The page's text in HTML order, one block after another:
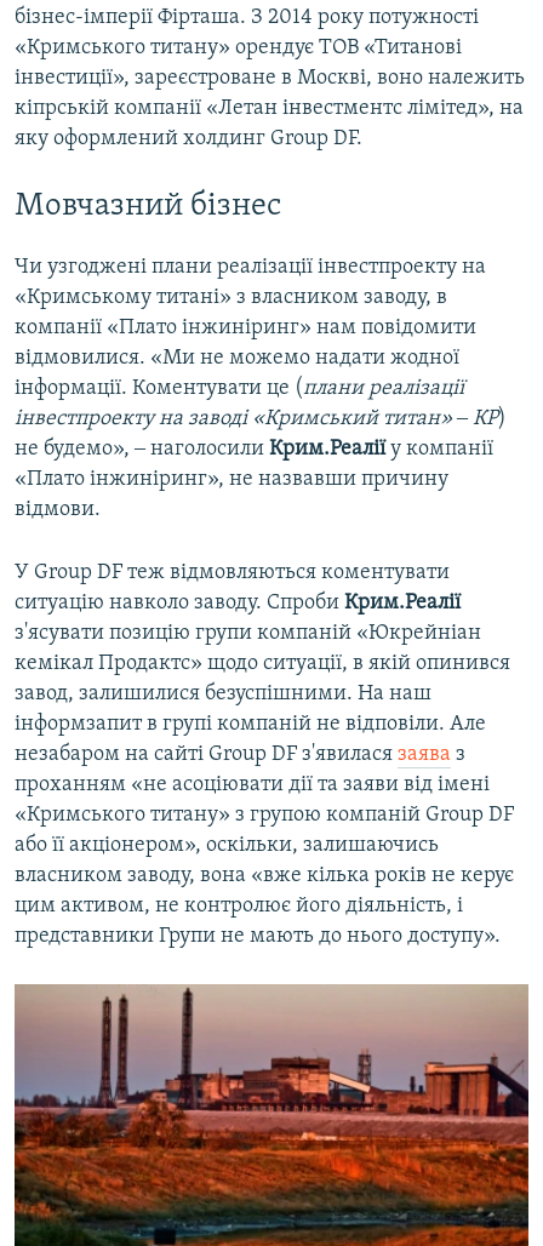
бізнес-імперії Фірташа. З 2014 року потужності
«Кримського титану» орендує ТОВ «Титанові
інвестиції», зареєстроване в Москві, воно належить
кіпрській компанії «Летан інвестментс лімітед», на
яку оформлений холдинг Group DF.
Мовчазний бізнес
Чи узгоджені плани реалізації інвестпроекту на
«Кримському титані» з власником заводу, в
компанії «Плато інжиніринг» нам повідомити
відмовилися. «Ми не можемо надати жодної
інформації. Коментувати це (плани реалізації
інвестпроекту на заводі «Кримський титан» ‒ КР)
не будемо», ‒ наголосили Крим.Реаліїу компанії
«Плато інжиніринг», не назвавши причину
відмови.
У Group DF теж відмовляються коментувати
ситуацію навколо заводу. Спроби Крим.Реалії
з'ясувати позицію групи компаній «Юкрейніан
кемікал Продактс» щодо ситуації, в якій опинився
завод, залишилися безуспішними. На наш
інформзапит в групі компаній не відповіли. Але
незабаром на сайті Group DF з'явилася заява з
проханням «не асоціювати дії та заяви від імені
«Кримського титану» з групою компаній Group DF
або її акціонером», оскільки, залишаючись
власником заводу, вона «вже кілька років не керує
цим активом, не контролює його діяльність, і
представники Групи не мають до нього доступу».